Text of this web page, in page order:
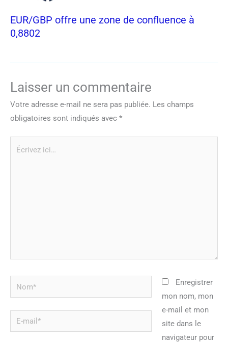
EUR/GBP offre une zone de confluence à
0,8802
Laisser un commentaire
Votre adresse e-mail ne sera pas publiée. Les champs
obligatoires sont indiqués avec *
Nom*
mail*
Enregistrer
mon nom, mon
e-mail et mon
site dans le
navigateur pour